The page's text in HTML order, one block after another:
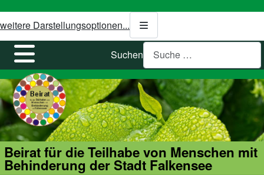
weitere Darstellungsoptionen...
Suchen
Beirat für die Teilhabe von Menschen mit
Behinderung der Stadt Falkensee